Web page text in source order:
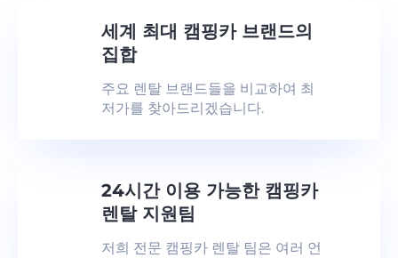
세계 최대 캠핑카 브랜드의
집합
주요 렌탈 브랜드들을 비교하여 최
저가를 찾아드리겠습니다.
24시간 이용 가능한 캠핑카
렌탈 지원팀
저희 전문 캠핑카 렌탈 팀은 여러 언